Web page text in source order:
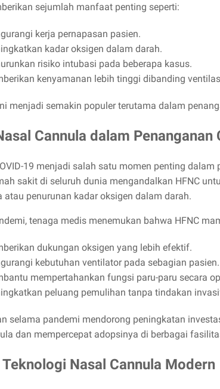
sejumlah manfaat penting seperti:
kerja pernapasan pasien.
kadar oksigen dalam darah.
risiko intubasi pada beberapa kasus.
kenyamanan lebih tinggi dibanding
menjadi semakin populer terutama dalam
Cannula dalam Penanganan
19 menjadi salah satu momen penting
sakit di seluruh dunia mengandalkan HFNC
atau penurunan kadar oksigen dalam darah.
tenaga medis menemukan bahwa HFNC
dukungan oksigen yang lebih efektif.
kebutuhan ventilator pada sebagian pasien.
mempertahankan fungsi paru-paru secara
peluang pemulihan tanpa tindakan
selama pandemi mendorong peningkatan
dan mempercepat adopsinya di berbagai
Nasal Cannula Modern